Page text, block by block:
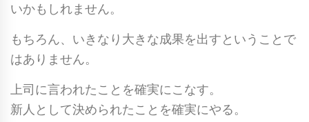
いかもしれません。
もちろん、いきなり大きな成果を出すということで
はありません。
上司に言われたことを確実にこなす。
新人として決められたことを確実にやる。